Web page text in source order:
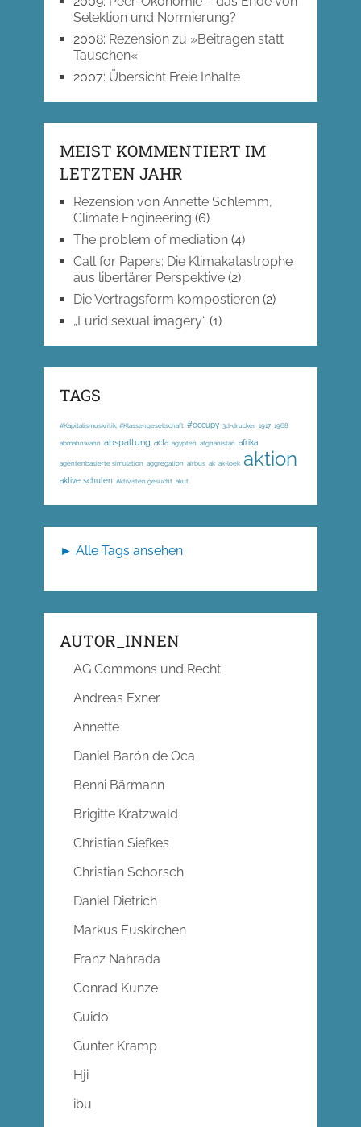
Selektion und Normierung?
2008: Rezension zu »Beitragen statt
Tauschen«
2007: Übersicht Freie Inhalte
MEIST KOMMENTIERT IM
LETZTEN JAHR
Rezension von Annette Schlemm,
Climate Engineering (6)
The problem of mediation(4)
Call for Papers: Die Klimakatastrophe
aus libertärer Perspektive(2)
Die Vertragsform kompostieren(2)
„Lurid sexual imagery“ (1)
TAGS
#Kapitalismuskritik; #Klassengesellschaft #occupy 3d-drucker 1917 1968
abmahnwahn abspaltung acta ägypten afghanistan afrika
agentenbasierte simulation aggregation airbus ak ak-loek aktion
aktive schulen Aktivisten gesucht akut
► Alle Tags ansehen
AUTOR_INNEN
AG Commons und Recht
Andreas Exner
Annette
Daniel Barón de Oca
Benni Bärmann
Brigitte Kratzwald
Christian Siefkes
Christian Schorsch
Daniel Dietrich
Markus Euskirchen
Franz Nahrada
Conrad Kunze
Guido
Gunter Kramp
Hji
ibu